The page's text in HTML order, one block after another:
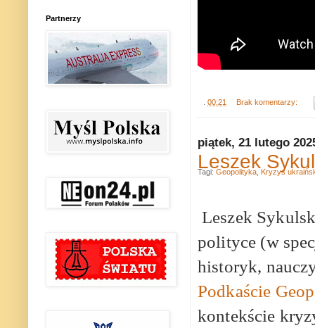
00:21 Brak komentarzy:
piątek, 21 lutego
Leszek
Leszek
polityce (w
historyk,
Podkaście
kontekście
Tagi: Geopolityka, Kryzys
Partnerzy